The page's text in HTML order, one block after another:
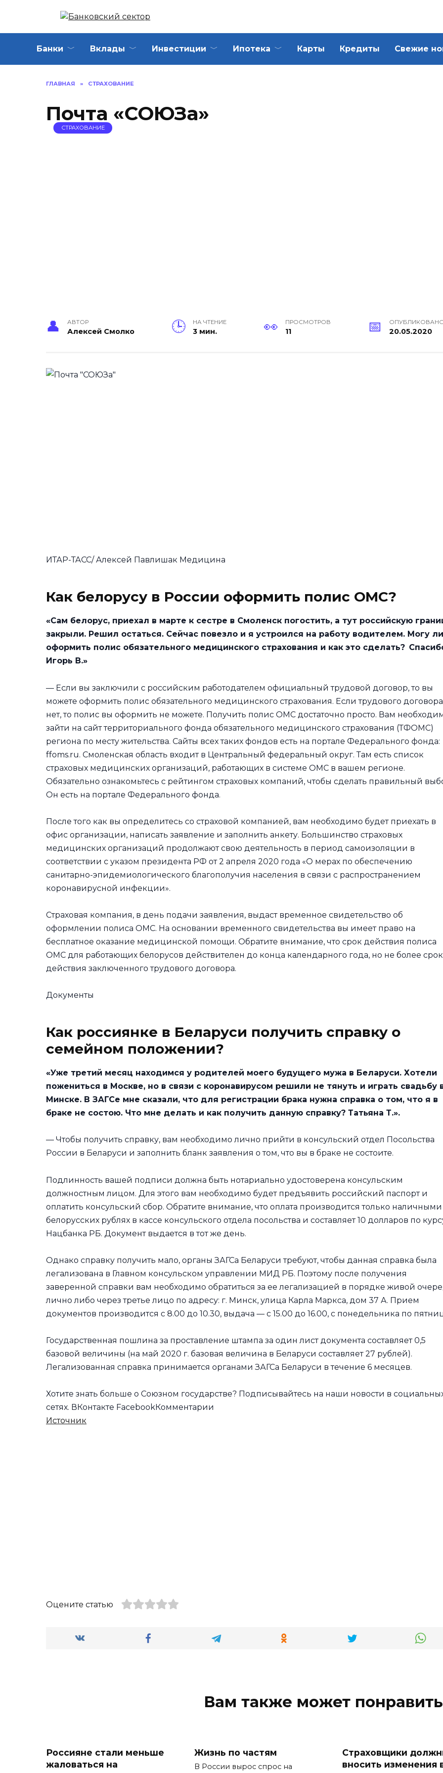
Банки Вклады Инвестиции Ипотека Карты Кредиты Свежие
ГЛАВНАЯ » СТРАХОВАНИЕ
Почта «СОЮЗа»
СТРАХОВАНИЕ
АВТОР
Алексей Смолко
НА ЧТЕНИЕ
3 мин.
ПРОСМОТРОВ
11 20.05.2020
ИТАР-ТАСС/ Алексей Павлишак Медицина
Как белорусу в России оформить полис ОМС?
«Сам белорус, приехал в марте к сестре в Смоленск погостить, а тут российскую
закрыли. Решил остаться. Сейчас повезло и я устроился на работу водителем. Могу
оформить полис обязательного медицинского страхования и как это сделать?
Игорь В.»
— Если вы заключили с российским работодателем официальный трудовой договор, то вы
можете оформить полис обязательного медицинского страхования. Если трудового договора
нет, то полис вы оформить не можете. Получить полис ОМС достаточно просто. Вам
зайти на сайт территориального фонда обязательного медицинского страхования (ТФОМС)
региона по месту жительства. Сайты всех таких фондов есть на портале Федерального фонда:
ffoms.ru. Смоленская область входит в Центральный федеральный округ. Там есть список
страховых медицинских организаций, работающих в системе ОМС в вашем регионе.
Обязательно ознакомьтесь с рейтингом страховых компаний, чтобы сделать правильный
Он есть на портале Федерального фонда.
После того как вы определитесь со страховой компанией, вам необходимо будет приехать в
офис организации, написать заявление и заполнить анкету. Большинство страховых
медицинских организаций продолжают свою деятельность в период самоизоляции в
соответствии с указом президента РФ от 2 апреля 2020 года «О мерах по обеспечению
санитарно-эпидемиологического благополучия населения в связи с распространением
коронавирусной инфекции».
Страховая компания, в день подачи заявления, выдаст временное свидетельство об
оформлении полиса ОМС. На основании временного свидетельства вы имеет право на
бесплатное оказание медицинской помощи. Обратите внимание, что срок действия полиса
ОМС для работающих белорусов действителен до конца календарного года, но не более
действия заключенного трудового договора.
Документы
Как россиянке в Беларуси получить справку о
семейном положении?
«Уже третий месяц находимся у родителей моего будущего мужа в Беларуси. Хотели
пожениться в Москве, но в связи с коронавирусом решили не тянуть и играть свадьбу
Минске. В ЗАГСе мне сказали, что для регистрации брака нужна справка о том, что я в
браке не состою. Что мне делать и как получить данную справку? Татьяна Т.».
— Чтобы получить справку, вам необходимо лично прийти в консульский отдел Посольства
России в Беларуси и заполнить бланк заявления о том, что вы в браке не состоите.
Подлинность вашей подписи должна быть нотариально удостоверена консульским
должностным лицом. Для этого вам необходимо будет предъявить российский паспорт и
оплатить консульский сбор. Обратите внимание, что оплата производится только
белорусских рублях в кассе консульского отдела посольства и составляет 10 долларов по
Нацбанка РБ. Документ выдается в тот же день.
Однако справку получить мало, органы ЗАГСа Беларуси требуют, чтобы данная справка была
легализована в Главном консульском управлении МИД РБ. Поэтому после получения
заверенной справки вам необходимо обратиться за ее легализацией в порядке живой
лично либо через третье лицо по адресу: г. Минск, улица Карла Маркса, дом 37 А. Прием
документов производится с 8.00 до 10.30, выдача — с 15.00 до 16.00, с понедельника по
Государственная пошлина за проставление штампа за один лист документа составляет 0,5
базовой величины (на май 2020 г. базовая величина в Беларуси составляет 27 рублей).
Легализованная справка принимается органами ЗАГСа Беларуси в течение 6 месяцев.
Хотите знать больше о Союзном государстве? Подписывайтесь на наши новости в
сетях. ВКонтакте FacebookКомментарии
Источник
Оцените статью
Вам также может
Россияне стали меньше
жаловаться на
Жизнь по частям
В России вырос спрос на
Страховщики
вносить изменения